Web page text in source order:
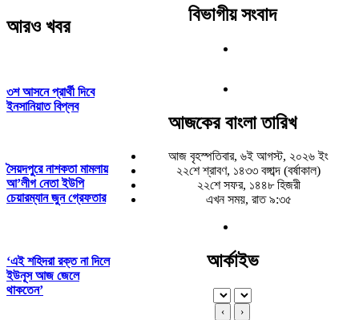
আরও খবর
৩শ আসনে প্রার্থী দিবে
ইনসানিয়াত বিপ্লব
সৈয়দপুরে নাশকতা মামলায়
আ’লীগ নেতা ইউপি
চেয়ারম্যান জুন গ্রেফতার
‘এই শহিদরা রক্ত না দিলে
ইউনূস আজ জেলে
থাকতেন’
বিভাগীয় সংবাদ
আজকের বাংলা তারিখ
আজ বৃহস্পতিবার, ৬ই আগস্ট, ২০২৬ ইং
২২শে শ্রাবণ, ১৪৩৩ বঙ্গাব্দ (বর্ষাকাল)
২২শে সফর, ১৪৪৮ হিজরী
এখন সময়, রাত ৯:৩৫
আর্কাইভ
‹ ›